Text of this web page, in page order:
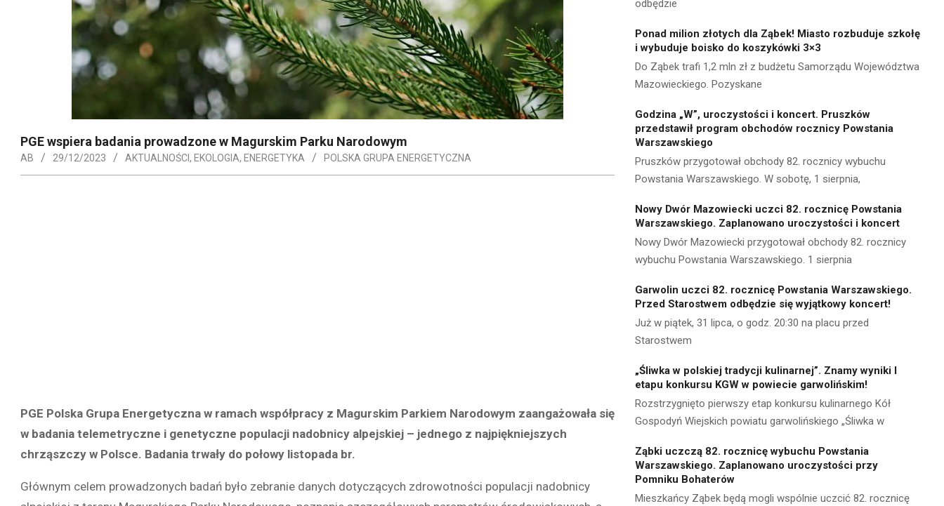
PGE wspiera badania prowadzone w Magurskim Parku Narodowym
AB 29/12/2023 AKTUALNOŚCI , EKOLOGIA, ENERGETYKA POLSKA GRUPA ENERGETYCZNA
PGE Polska Grupa Energetyczna w ramach współpracy z Magurskim Parkiem Narodowym zaangażowała się
w badania telemetryczne i genetyczne populacji nadobnicy alpejskiej – jednego z najpiękniejszych
chrząszczy w Polsce. Badania trwały do połowy listopada br.
Głównym celem prowadzonych badań było zebranie danych dotyczących zdrowotności populacji nadobnicy
odbędzie
Ponad milion złotych dla Ząbek! Miasto rozbuduje szkołę
i wybuduje boisko do koszykówki 3×3
Do Ząbek trafi 1,2 mln zł z budżetu Samorządu Województwa
Mazowieckiego. Pozyskane
Godzina „W”, uroczystości i koncert. Pruszków
przedstawił program obchodów rocznicy Powstania
Warszawskiego
Pruszków przygotował obchody 82. rocznicy wybuchu
Powstania Warszawskiego. W sobotę, 1 sierpnia,
Nowy Dwór Mazowiecki uczci 82. rocznicę Powstania
Warszawskiego. Zaplanowano uroczystości i koncert
Nowy Dwór Mazowiecki przygotował obchody 82. rocznicy
wybuchu Powstania Warszawskiego. 1 sierpnia
Garwolin uczci 82. rocznicę Powstania Warszawskiego.
Przed Starostwem odbędzie się wyjątkowy koncert!
Już w piątek, 31 lipca, o godz. 20:30 na placu przed
Starostwem
„Śliwka w polskiej tradycji kulinarnej”. Znamy wyniki I
etapu konkursu KGW w powiecie garwolińskim!
Rozstrzygnięto pierwszy etap konkursu kulinarnego Kół
Gospodyń Wiejskich powiatu garwolińskiego „Śliwka w
Ząbki uczczą 82. rocznicę wybuchu Powstania
Warszawskiego. Zaplanowano uroczystości przy
Pomniku Bohaterów
Mieszkańcy Ząbek będą mogli wspólnie uczcić 82. rocznicę